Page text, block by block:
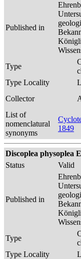
Published in
Type
Type Locality
Collector
List of
nomenclatural
synonyms
1849
Discoplea physoplea
Status
Valid
Published in
Type
Type Locality